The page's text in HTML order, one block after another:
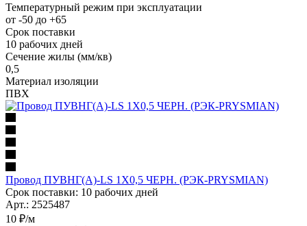
Температурный режим при эксплуатации
от -50 до +65
Срок поставки
10 рабочих дней
Сечение жилы (мм/кв)
0,5
Материал изоляции
ПВХ
Провод ПУВНГ(А)-LS 1Х0,5 ЧЕРН. (РЭК-PRYSMIAN)
Срок поставки: 10 рабочих дней
Арт.: 2525487
10 ₽/м